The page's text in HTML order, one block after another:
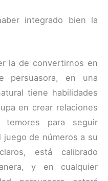
integrado bien la
la de convertirnos en
persuasora, en una
tiene habilidades
en crear relaciones
para seguir
juego de números a su
está calibrado
y en cualquier